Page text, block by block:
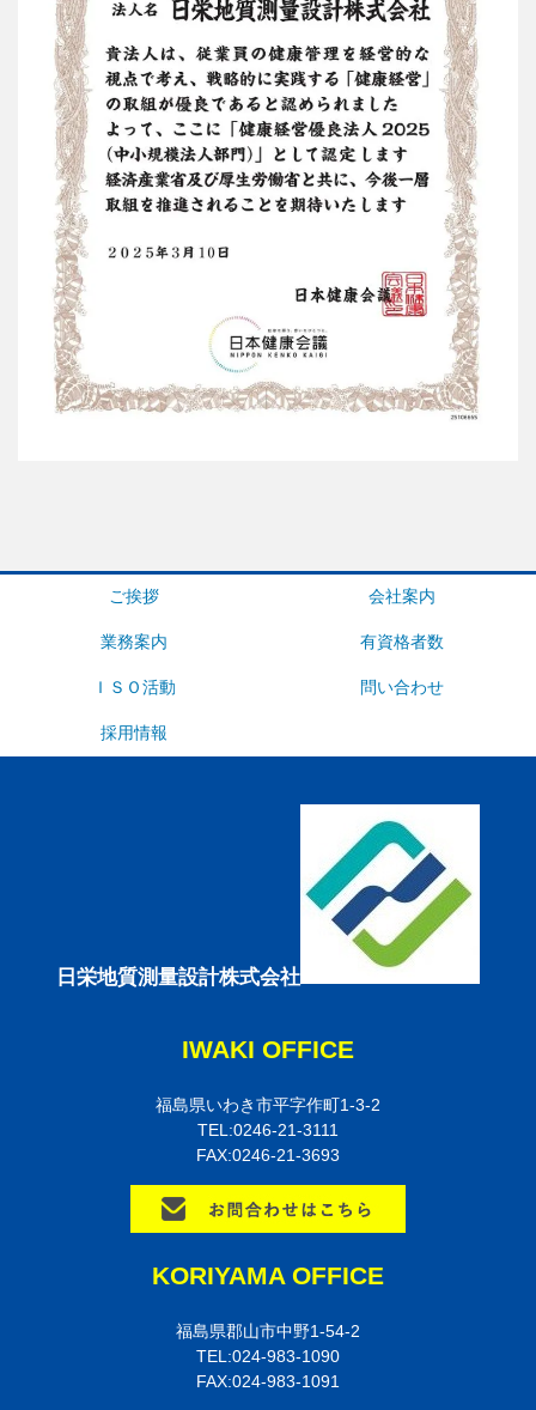
ご挨拶 会社案内
業務案内 有資格者数
ＩＳＯ活動 問い合わせ
採用情報
日栄地質測量設計株式会社
IWAKI OFFICE
福島県いわき市平字作町1-3-2
TEL:0246-21-3111
FAX:0246-21-3693
KORIYAMA OFFICE
福島県郡山市中野1-54-2
TEL:024-983-1090
FAX:024-983-1091